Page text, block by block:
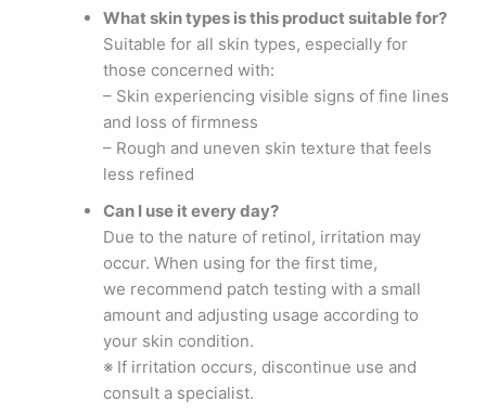
What skin types is this product suitable for?
Suitable for all skin types, especially for
those concerned with:
– Skin experiencing visible signs of fine lines
and loss of firmness
– Rough and uneven skin texture that feels
less refined
Can I use it every day?
Due to the nature of retinol, irritation may
occur. When using for the first time,
we recommend patch testing with a small
amount and adjusting usage according to
your skin condition.
※ If irritation occurs, discontinue use and
consult a specialist.